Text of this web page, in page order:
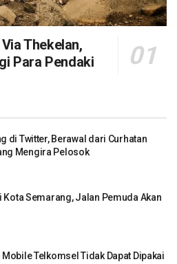
Thekelan,
Para Pendaki
di Twitter, Berawal dari Curhatan
Mengira Pelosok
Semarang, Jalan Pemuda Akan
Telkomsel Tidak Dapat Dipakai